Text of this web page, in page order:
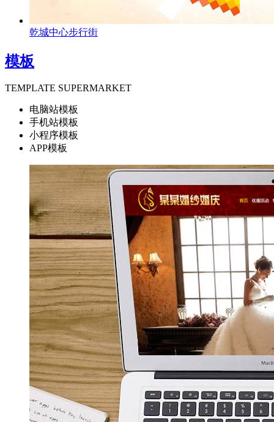
乾城中心步行街
模板
TEMPLATE SUPERMARKET
电脑站模板
手机站模板
小程序模板
APP模板